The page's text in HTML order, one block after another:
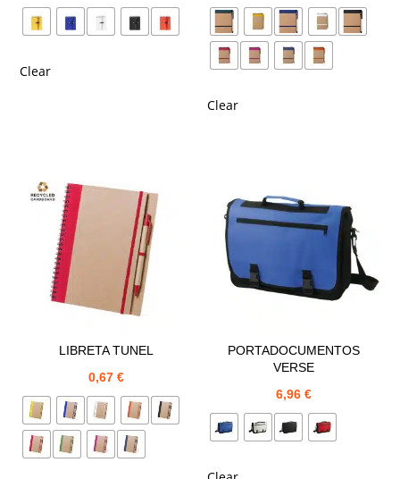
Clear
Clear
LIBRETA TUNEL
0,67€
PORTADOCUMENTOS
VERSE
6,96 €